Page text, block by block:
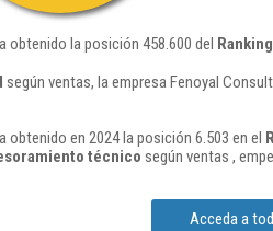
obtenido la posición 458.600 del
según ventas, la empresa Fenoyal
obtenido en 2024 la posición 6.503 en el
técnico según ventas ,
Acceda a